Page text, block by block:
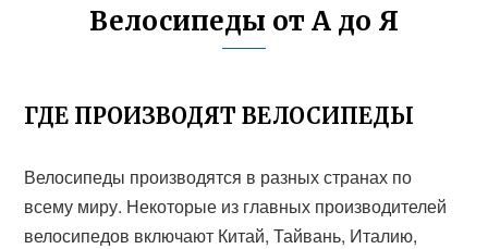
Велосипеды от А до Я
ГДЕ ПРОИЗВОДЯТ ВЕЛОСИПЕДЫ
Велосипеды производятся в разных странах по
всему миру. Некоторые из главных производителей
велосипедов включают Китай, Тайвань, Италию,